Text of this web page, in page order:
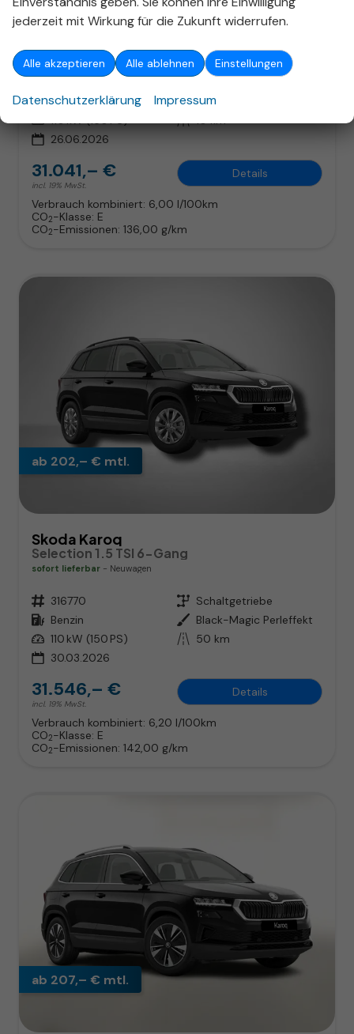
Skoda Karoq
unverbindliche Lieferzeit:11.09.2026 Fahrzeug mit Tageszulassung
Kraftstoff Benzin Außenfarbe
Leistung 110 kW (150 PS) Kilometerstand 10 km
26.06.2026
31.041,– €
incl. 19% MwSt.
Details
Verbrauch kombiniert: 6,00 l/100km
CO2-Klasse: E
CO2-Emissionen: 136,00 g/km
ab 202,– € mtl.
Skoda Karoq
Selection 1.5 TSI 6-Gang
sofort lieferbar Neuwagen
Fahrzeugnr. 316770 Getriebe Schaltgetriebe
Kraftstoff Benzin Außenfarbe Black-Magic Perleffekt
Leistung 110 kW (150 PS) Kilometerstand 50 km
30.03.2026
31.546,– €
incl. 19% MwSt.
Details
Verbrauch kombiniert: 6,20 l/100km
CO2-Klasse: E
CO2-Emissionen: 142,00 g/km
ab 207,– € mtl.
jederzeit mit Wirkung für die Zukunft widerrufen.
Alle akzeptieren Alle ablehnen Einstellungen
Datenschutzerklärung Impressum